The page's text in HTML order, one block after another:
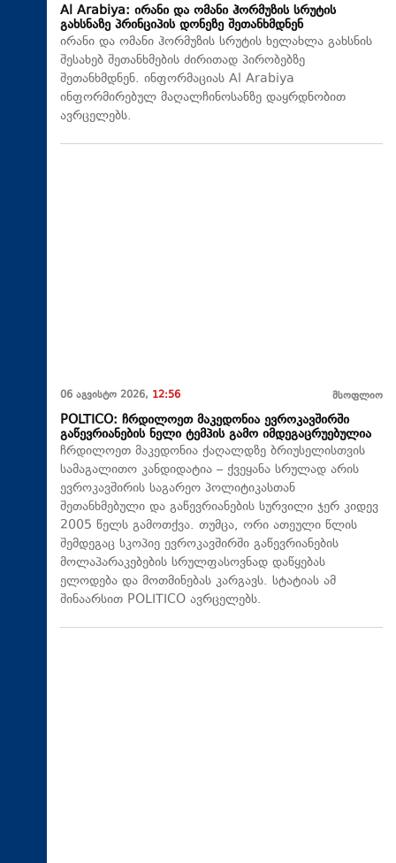
Al Arabiya: ირანი და ომანი ჰორმუზის სრუტის
გახსნაზე პრინციპის დონეზე შეთანხმდნენ
ირანი და ომანი ჰორმუზის სრუტის ხელახლა გახსნის
შესახებ შეთანხმების ძირითად პირობებზე
შეთანხმდნენ. ინფორმაციას Al Arabiya
ინფორმირებულ მაღალჩინოსანზე დაყრდნობით
ავრცელებს.
06 აგვისტო 2026, 12:56 მსოფლიო
POLTICO: ჩრდილოეთ მაკედონია ევროკავშირში
გაწევრიანების ნელი ტემპის გამო იმდეგაცრუებულია
ჩრდილოეთ მაკედონია ქაღალდზე ბრიუსელისთვის
სამაგალითო კანდიდატია – ქვეყანა სრულად არის
ევროკავშირის საგარეო პოლიტიკასთან
შეთანხმებული და გაწევრიანების სურვილი ჯერ კიდევ
2005 წელს გამოთქვა. თუმცა, ორი ათეული წლის
შემდეგაც სკოპიე ევროკავშირში გაწევრიანების
მოლაპარაკებების სრულფასოვნად დაწყებას
ელოდება და მოთმინებას კარგავს. სტატიას ამ
შინაარსით POLITICO ავრცელებს.